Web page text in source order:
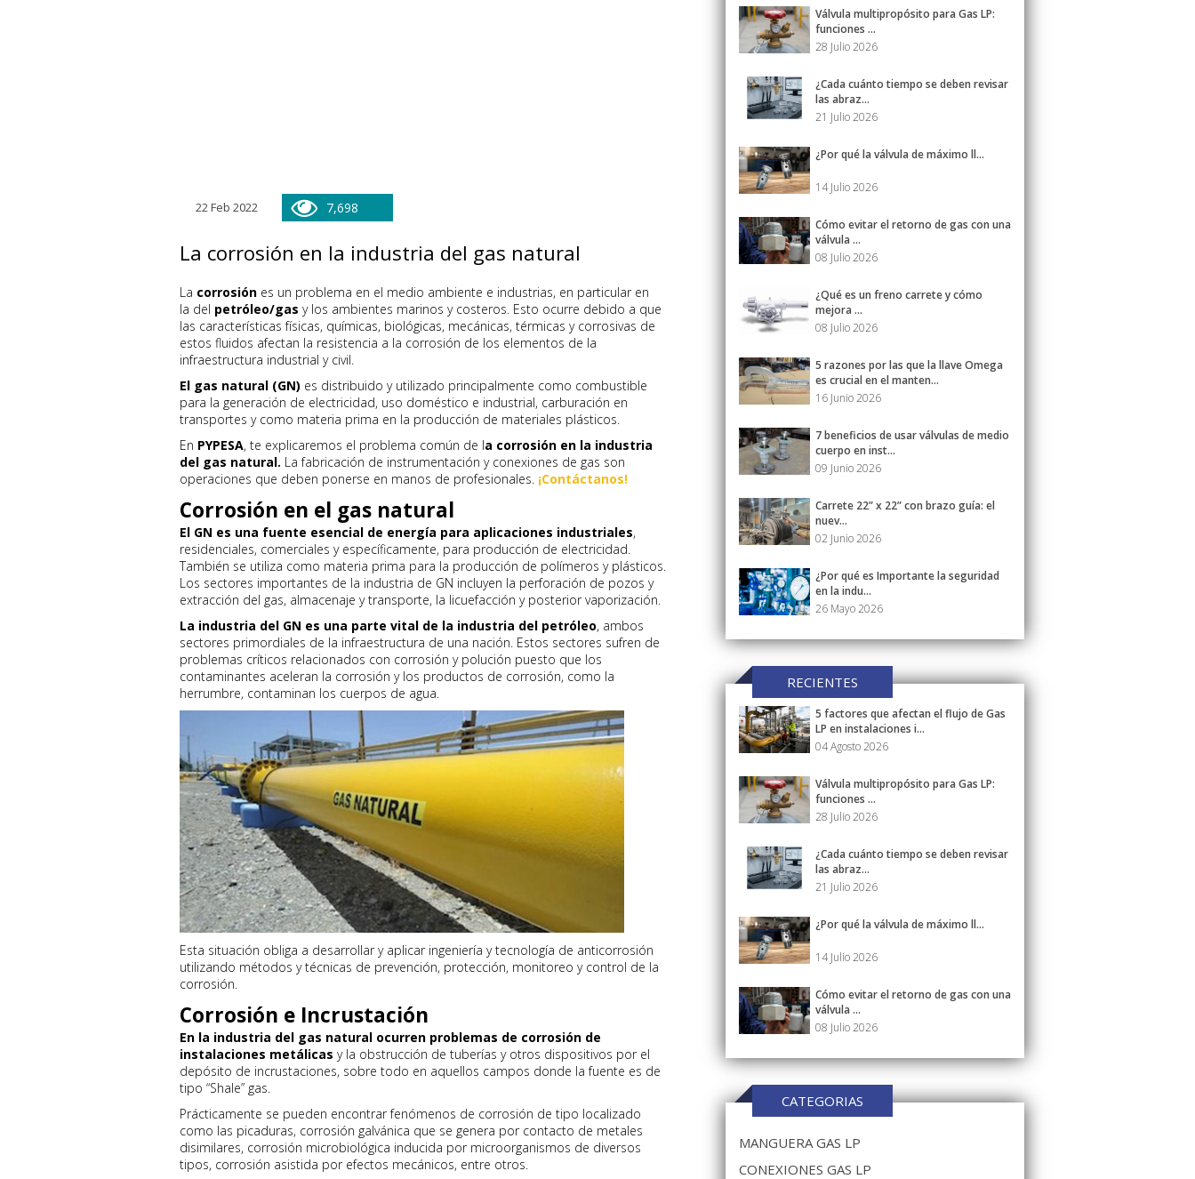
22 Feb 2022 7,698
La corrosión en la industria del gas natural
La corrosión es un problema en el medio ambiente e industrias, en particular en
la del petróleo/gas y los ambientes marinos y costeros. Esto ocurre debido a que
las características físicas, químicas, biológicas, mecánicas, térmicas y corrosivas de
estos fluidos afectan la resistencia a la corrosión de los elementos de la
infraestructura industrial y civil.
El gas natural (GN) es distribuido y utilizado principalmente como combustible
para la generación de electricidad, uso doméstico e industrial, carburación en
transportes y como materia prima en la producción de materiales plásticos.
En PYPESA, te explicaremos el problema común de la corrosión en la industria
del gas natural. La fabricación de instrumentación y conexiones de gas son
operaciones que deben ponerse en manos de profesionales. ¡Contáctanos!
Corrosión en el gas natural
El GN es una fuente esencial de energía para aplicaciones industriales,
residenciales, comerciales y específicamente, para producción de electricidad.
También se utiliza como materia prima para la producción de polímeros y plásticos.
Los sectores importantes de la industria de GN incluyen la perforación de pozos y
extracción del gas, almacenaje y transporte, la licuefacción y posterior vaporización.
La industria del GN es una parte vital de la industria del petróleo, ambos
sectores primordiales de la infraestructura de una nación. Estos sectores sufren de
problemas críticos relacionados con corrosión y polución puesto que los
contaminantes aceleran la corrosión y los productos de corrosión, como la
herrumbre, contaminan los cuerpos de agua.
Esta situación obliga a desarrollar y aplicar ingeniería y tecnología de anticorrosión
utilizando métodos y técnicas de prevención, protección, monitoreo y control de la
corrosión.
Corrosión e Incrustación
En la industria del gas natural ocurren problemas de corrosión de
instalaciones metálicas y la obstrucción de tuberías y otros dispositivos por el
depósito de incrustaciones, sobre todo en aquellos campos donde la fuente es de
tipo “Shale” gas.
Prácticamente se pueden encontrar fenómenos de corrosión de tipo localizado
como las picaduras, corrosión galvánica que se genera por contacto de metales
disimilares, corrosión microbiológica inducida por microorganismos de diversos
tipos, corrosión asistida por efectos mecánicos, entre otros.
Válvula multipropósito para Gas LP:
funciones ...
28 Julio 2026
¿Cada cuánto tiempo se deben revisar
las abraz...
21 Julio 2026
¿Por qué la válvula de máximo ll...
14 Julio 2026
Cómo evitar el retorno de gas con una
válvula ...
08 Julio 2026
¿Qué es un freno carrete y cómo
mejora ...
08 Julio 2026
5 razones por las que la llave Omega
es crucial en el manten...
16 Junio 2026
7 beneficios de usar válvulas de medio
cuerpo en inst...
09 Junio 2026
Carrete 22” x 22” con brazo guía: el
nuev...
02 Junio 2026
¿Por qué es Importante la seguridad
en la indu...
26 Mayo 2026
RECIENTES
5 factores que afectan el flujo de Gas
LP en instalaciones i...
04 Agosto 2026
Válvula multipropósito para Gas LP:
funciones ...
28 Julio 2026
¿Cada cuánto tiempo se deben revisar
las abraz...
21 Julio 2026
¿Por qué la válvula de máximo ll...
14 Julio 2026
Cómo evitar el retorno de gas con una
válvula ...
08 Julio 2026
CATEGORIAS
MANGUERA GAS LP
CONEXIONES GAS LP